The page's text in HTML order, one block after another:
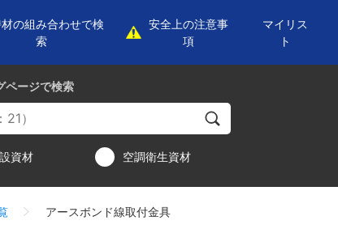
の組み合わせで検
索
安全上の注意事
項
マイリス
ト
ページで検索
資材 空調衛生資材
アースボンド線取付金具